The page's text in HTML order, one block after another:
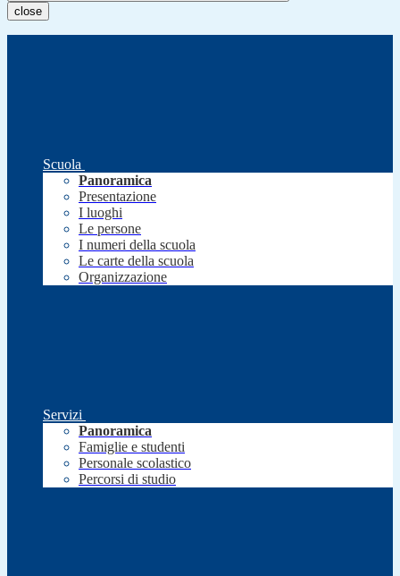
close
Scuola
Panoramica
Presentazione
I luoghi
Le persone
I numeri della scuola
Le carte della scuola
Organizzazione
Servizi
Panoramica
Famiglie e studenti
Personale scolastico
Percorsi di studio